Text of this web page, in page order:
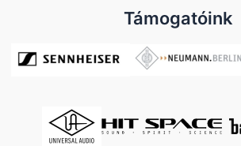
Támogatóink